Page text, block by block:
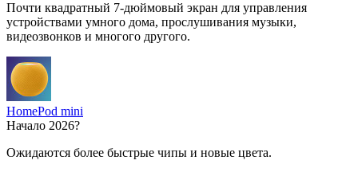
Почти квадратный 7-дюймовый экран для управления
устройствами умного дома, прослушивания музыки,
видеозвонков и многого другого.
HomePod mini
Начало 2026?
Ожидаются более быстрые чипы и новые цвета.